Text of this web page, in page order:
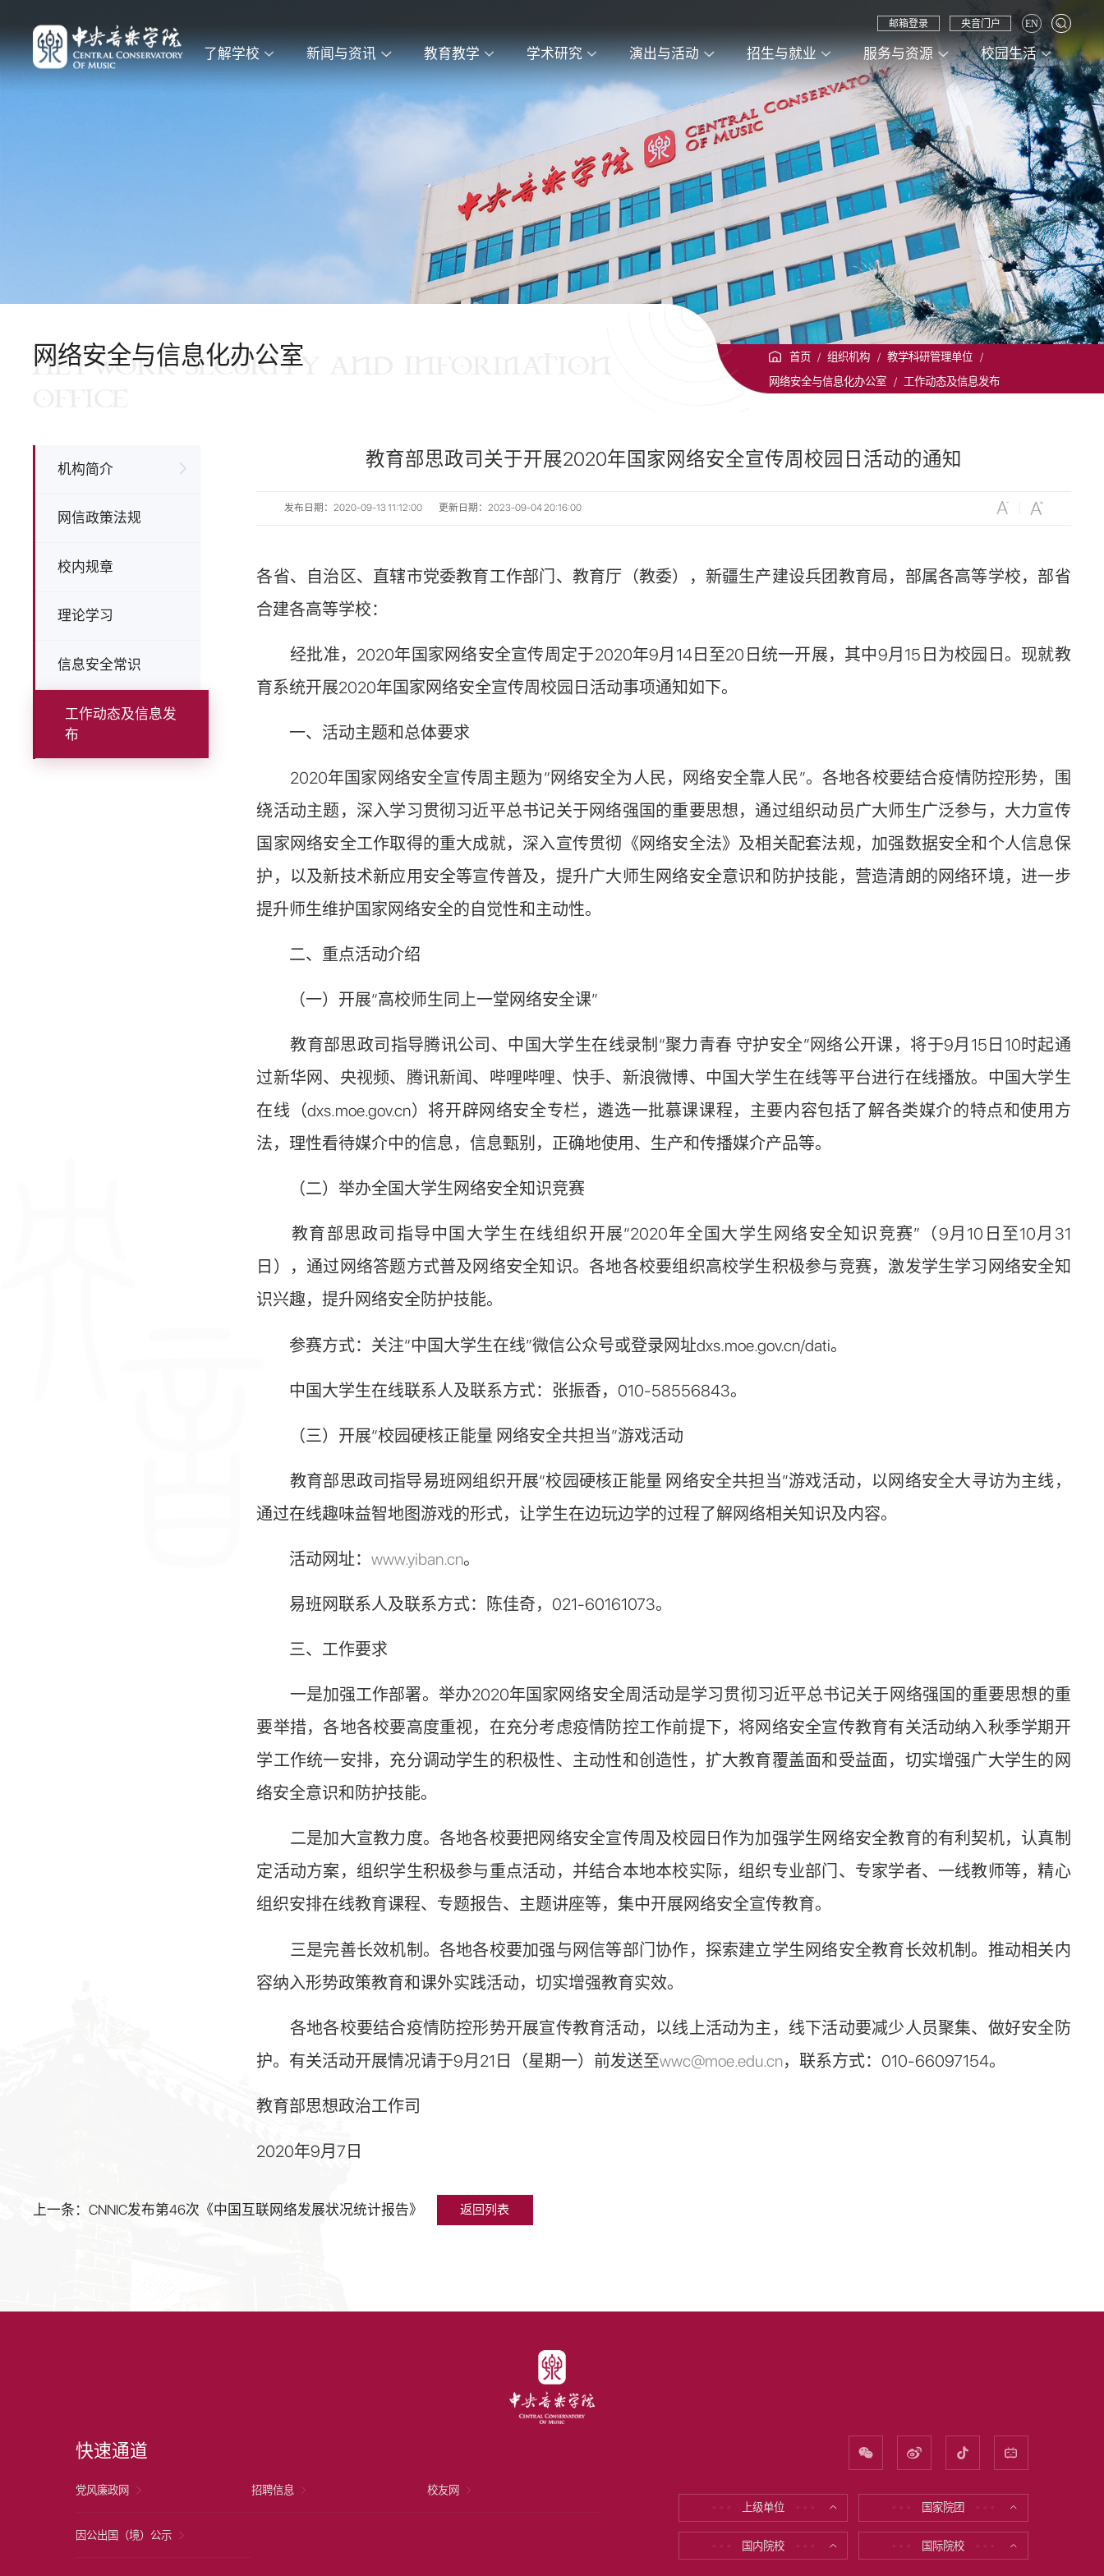
了解学校 新闻与资讯 教育教学 学术研究 演出与活动 招生与就业 服务与资源 校园生活
邮箱登录 央音门户 EN
网络安全与信息化办公室
NETWORK SECURITY AND INFORMATION
首页 / 组织机构 / 教学科研管理单位
/
网络安全与信息化办公室
/ 工作动态及信息发布
机构简介
网信政策法规
校内规章
理论学习
信息安全常识
工作动态及信息发
布
教育部思政司关于开展2020年国家网络安全宣传周校园日活动的通知
发布日期：2020-09-13 11:12:00 更新日期：2023-09-04 20:16:00
各省、自治区、直辖市党委教育工作部门、教育厅（教委），新疆生产建设兵团教育局，部属各高等学校，部省
合建各高等学校：
经批准，2020年国家网络安全宣传周定于2020年9月14日至20日统一开展，其中9月15日为校园日。现就教
育系统开展2020年国家网络安全宣传周校园日活动事项通知如下。
一、活动主题和总体要求
2020年国家网络安全宣传周主题为“网络安全为人民，网络安全靠人民”。各地各校要结合疫情防控形势，围
绕活动主题，深入学习贯彻习近平总书记关于网络强国的重要思想，通过组织动员广大师生广泛参与，大力宣传
国家网络安全工作取得的重大成就，深入宣传贯彻《网络安全法》及相关配套法规，加强数据安全和个人信息保
护，以及新技术新应用安全等宣传普及，提升广大师生网络安全意识和防护技能，营造清朗的网络环境，进一步
提升师生维护国家网络安全的自觉性和主动性。
二、重点活动介绍
（一）开展“高校师生同上一堂网络安全课”
教育部思政司指导腾讯公司、中国大学生在线录制“聚力青春 守护安全”网络公开课，将于9月15日10时起通
过新华网、央视频、腾讯新闻、哔哩哔哩、快手、新浪微博、中国大学生在线等平台进行在线播放。中国大学生
在线（dxs.moe.gov.cn）将开辟网络安全专栏，遴选一批慕课课程，主要内容包括了解各类媒介的特点和使用方
法，理性看待媒介中的信息，信息甄别，正确地使用、生产和传播媒介产品等。
（二）举办全国大学生网络安全知识竞赛
教育部思政司指导中国大学生在线组织开展“2020年全国大学生网络安全知识竞赛”（9月10日至10月31
日），通过网络答题方式普及网络安全知识。各地各校要组织高校学生积极参与竞赛，激发学生学习网络安全知
识兴趣，提升网络安全防护技能。
参赛方式：关注“中国大学生在线”微信公众号或登录网址dxs.moe.gov.cn/dati。
中国大学生在线联系人及联系方式：张振香，010-58556843。
（三）开展“校园硬核正能量 网络安全共担当”游戏活动
教育部思政司指导易班网组织开展“校园硬核正能量 网络安全共担当”游戏活动，以网络安全大寻访为主线，
通过在线趣味益智地图游戏的形式，让学生在边玩边学的过程了解网络相关知识及内容。
活动网址：www.yiban.cn。
易班网联系人及联系方式：陈佳奇，021-60161073。
三、工作要求
一是加强工作部署。举办2020年国家网络安全周活动是学习贯彻习近平总书记关于网络强国的重要思想的重
要举措，各地各校要高度重视，在充分考虑疫情防控工作前提下，将网络安全宣传教育有关活动纳入秋季学期开
学工作统一安排，充分调动学生的积极性、主动性和创造性，扩大教育覆盖面和受益面，切实增强广大学生的网
络安全意识和防护技能。
二是加大宣教力度。各地各校要把网络安全宣传周及校园日作为加强学生网络安全教育的有利契机，认真制
定活动方案，组织学生积极参与重点活动，并结合本地本校实际，组织专业部门、专家学者、一线教师等，精心
组织安排在线教育课程、专题报告、主题讲座等，集中开展网络安全宣传教育。
三是完善长效机制。各地各校要加强与网信等部门协作，探索建立学生网络安全教育长效机制。推动相关内
容纳入形势政策教育和课外实践活动，切实增强教育实效。
各地各校要结合疫情防控形势开展宣传教育活动，以线上活动为主，线下活动要减少人员聚集、做好安全防
护。有关活动开展情况请于9月21日（星期一）前发送至wwc@moe.edu.cn，联系方式：010-66097154。
教育部思想政治工作司
2020年9月7日
上一条：CNNIC发布第46次《中国互联网络发展状况统计报告》 返回列表
快速通道
党风廉政网 招聘信息 校友网
因公出国（境）公示
* * * 上级单位 * * * * * * 国家院团 * * *
* * * 国内院校 * * * * * * 国际院校 * * *